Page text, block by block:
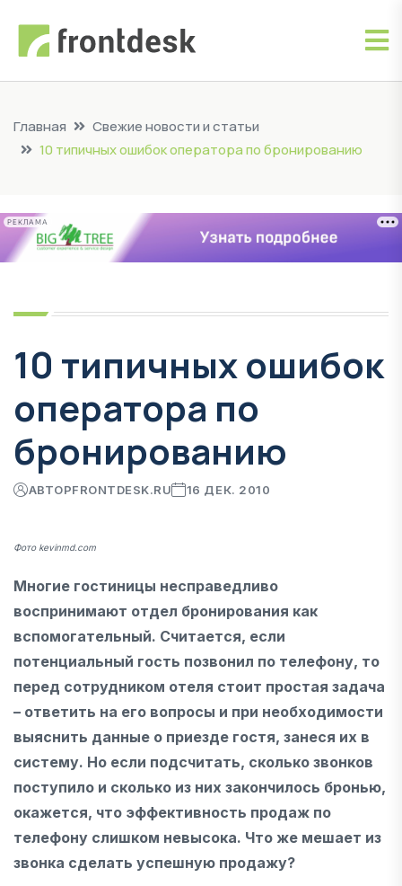
Главная
Свежие новости и статьи
10 типичных ошибок оператора по бронированию
РЕКЛАМА
10 типичных ошибок
оператора по
бронированию
АВТОРFRONTDESK.RU 16 ДЕК. 2010
Фото kevinmd.com
Многие гостиницы несправедливо
воспринимают отдел бронирования как
вспомогательный. Считается, если
потенциальный гость позвонил по телефону, то
перед сотрудником отеля стоит простая задача
– ответить на его вопросы и при необходимости
выяснить данные о приезде гостя, занеся их в
систему. Но если подсчитать, сколько звонков
поступило и сколько из них закончилось бронью,
окажется, что эффективность продаж по
телефону слишком невысока. Что же мешает из
звонка сделать успешную продажу?